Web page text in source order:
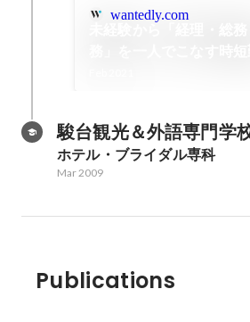
wantedly.com
駿台観光＆外語専門学
ホテル・ブライダル専科
Mar 2009
Publications